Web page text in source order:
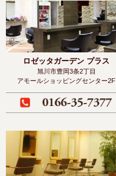
ロゼッタガーデン プラス
旭川市豊岡3条2丁目
アモールショッピングセンター2F